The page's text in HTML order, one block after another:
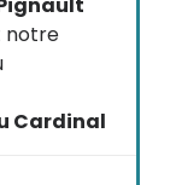
notre
Cardinal